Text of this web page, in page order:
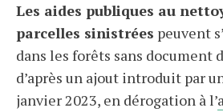
Les aides publiques au
parcelles sinistrées peuvent
dans les forêts sans document
d’après un ajout introduit par
janvier 2023, en dérogation à l’